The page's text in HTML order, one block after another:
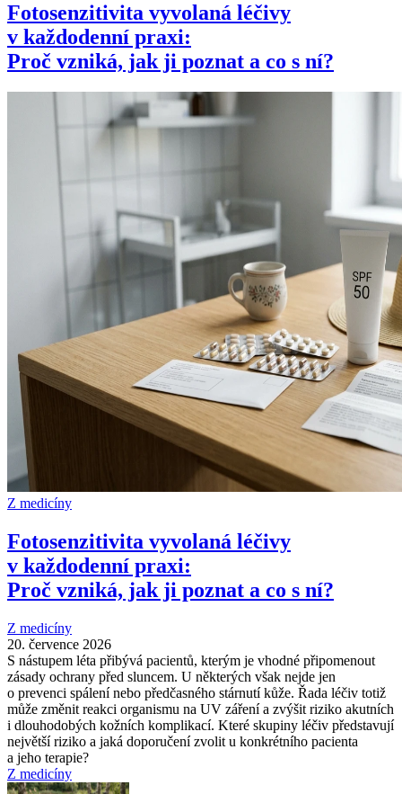
Fotosenzitivita vyvolaná léčivy
v každodenní praxi:
Proč vzniká, jak ji poznat a co s ní?
Z medicíny
Fotosenzitivita vyvolaná léčivy
v každodenní praxi:
Proč vzniká, jak ji poznat a co s ní?
Z medicíny
20. července 2026
S nástupem léta přibývá pacientů, kterým je vhodné připomenout
zásady ochrany před sluncem. U některých však nejde jen
o prevenci spálení nebo předčasného stárnutí kůže. Řada léčiv totiž
může změnit reakci organismu na UV záření a zvýšit riziko akutních
i dlouhodobých kožních komplikací. Které skupiny léčiv představují
největší riziko a jaká doporučení zvolit u konkrétního pacienta
a jeho terapie?
Z medicíny